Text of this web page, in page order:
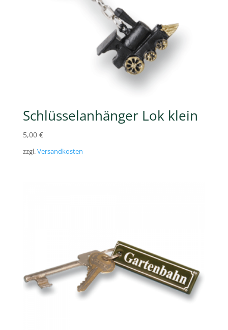
Schlüsselanhänger Lok klein
5,00 €
zzgl.Versandkosten